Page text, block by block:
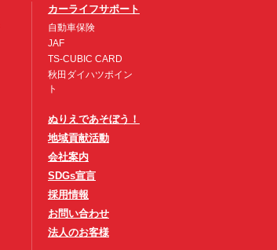
カーライフサポート
自動車保険
JAF
TS-CUBIC CARD
秋田ダイハツポイン
ト
ぬりえであそぼう！
地域貢献活動
会社案内
SDGs宣言
採用情報
お問い合わせ
法人のお客様